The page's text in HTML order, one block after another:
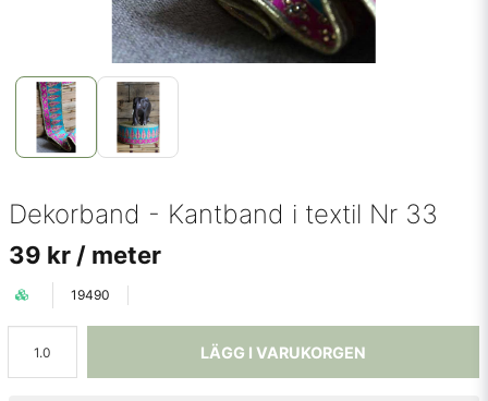
Dekorband - Kantband i textil Nr 33
39 kr / meter
19490
LÄGG I VARUKORGEN